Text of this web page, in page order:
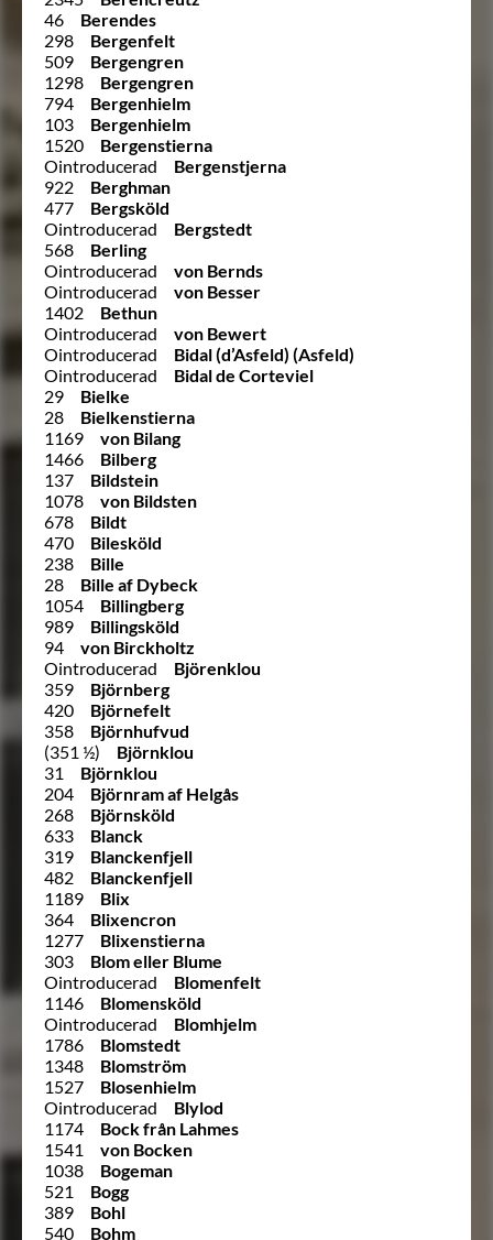
46
Berendes
298
Bergenfelt
509
Bergengren
1298
Bergengren
794
Bergenhielm
103
Bergenhielm
1520
Bergenstierna
Ointroducerad
Bergenstjerna
922
Berghman
477
Bergsköld
Ointroducerad
Bergstedt
568
Berling
Ointroducerad
von Bernds
Ointroducerad
von Besser
1402
Bethun
Ointroducerad
von Bewert
Ointroducerad
Bidal (d’Asfeld) (Asfeld)
Ointroducerad
Bidal de Corteviel
29
Bielke
28
Bielkenstierna
1169
von Bilang
1466
Bilberg
137
Bildstein
1078
von Bildsten
678
Bildt
470
Bilesköld
238
Bille
28
Bille af Dybeck
1054
Billingberg
989
Billingsköld
94
von Birckholtz
Ointroducerad
Björenklou
359
Björnberg
420
Björnefelt
358
Björnhufvud
(351 ½)
Björnklou
31
Björnklou
204
Björnram af Helgås
268
Björnsköld
633
Blanck
319
Blanckenfjell
482
Blanckenfjell
1189
Blix
364
Blixencron
1277
Blixenstierna
303
Blom eller Blume
Ointroducerad
Blomenfelt
1146
Blomensköld
Ointroducerad
Blomhjelm
1786
Blomstedt
1348
Blomström
1527
Blosenhielm
Ointroducerad
Blylod
1174
Bock från Lahmes
1541
von Bocken
1038
Bogeman
521
Bogg
389
Bohl
540
Bohm